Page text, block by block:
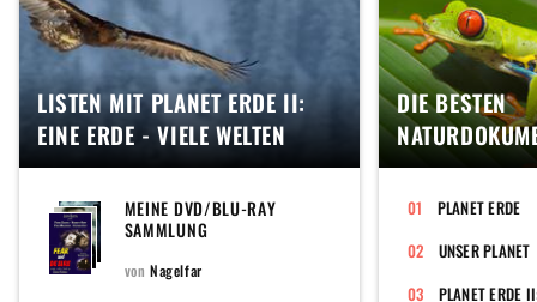
LISTEN MIT PLANET ERDE II:
EINE ERDE - VIELE WELTEN
MEINE DVD/BLU-RAY
SAMMLUNG
vonNagelfar
DIE BESTEN
PLANET ERDE
UNSER PLANET